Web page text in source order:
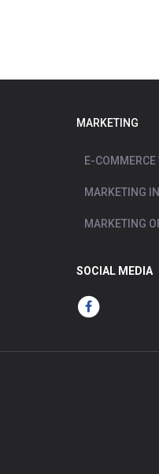
MARKETING
E-COMMERCE
MARKETING
MARKETING
SOCIAL MEDIA